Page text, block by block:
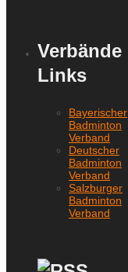
Verbände
Links
Bayerischer
Badminton
Verband
Deutscher
Badminton
Verband
Salzburger
Badminton
Verband